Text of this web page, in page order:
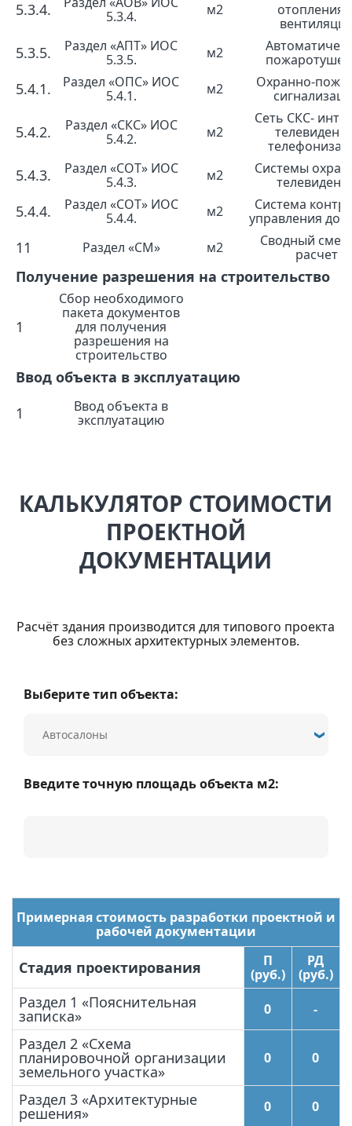
5.3.4.
5.3.4.
м2
отопления
5.3.5.
Раздел «АПТ» ИОС
5.3.5.
м2
5.4.1.
Раздел «ОПС» ИОС
5.4.1.
м2
Охранно-
5.4.2.
Раздел «СКС» ИОС
5.4.2.
м2
Сеть СКС-
5.4.3.
Раздел «СОТ» ИОС
5.4.3.
м2
Системы
5.4.4.
Раздел «СОТ» ИОС
5.4.4.
м2
Система
управления
11 Раздел «СМ» м2
Сводный
расчет
Получение разрешения на строительство
1
Сбор необходимого
пакета документов
для получения
разрешения на
строительство
Ввод объекта в эксплуатацию
1
Ввод объекта в
эксплуатацию
КАЛЬКУЛЯТОР СТОИМОСТИ
ПРОЕКТНОЙ
ДОКУМЕНТАЦИИ
Расчёт здания производится для типового проекта
без сложных архитектурных элементов.
Выберите тип объекта:
Введите точную площадь объекта м2:
Примерная стоимость разработки проектной и
рабочей документации
Стадия проектирования
П
(руб.)
РД
(руб.)
Раздел 1 «Пояснительная
записка» 0 -
Раздел 2 «Схема
планировочной организации
земельного участка»
0 0
Раздел 3 «Архитектурные
решения» 0 0